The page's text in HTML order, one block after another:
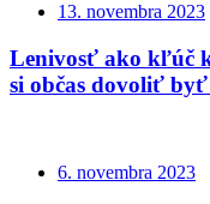
13. novembra 2023
Lenivosť ako kľúč
si občas dovoliť
6. novembra 2023